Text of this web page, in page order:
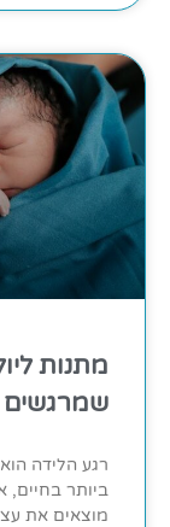
מתנות
רגע הלידה
ביותר בחיים,
מוצאים את